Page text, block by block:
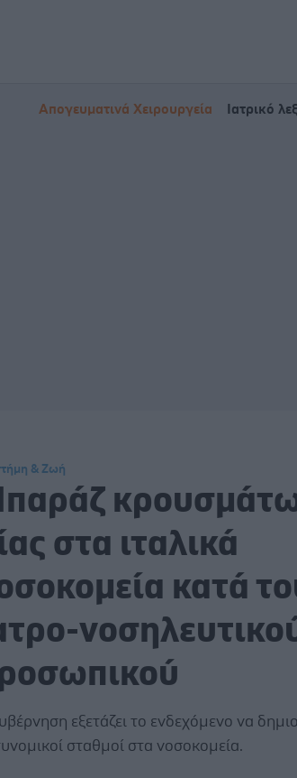
Απογευματινά Χειρουργεία Ιατρικό
& Ζωή
στα ιταλικά
κατά
εξετάζει το ενδεχόμενο να
σταθμοί στα νοσοκομεία.